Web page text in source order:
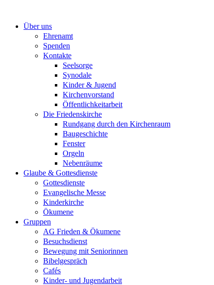
springenÜber uns
Ehrenamt
Spenden
Kontakte
Seelsorge
Synodale
Kinder & Jugend
Kirchenvorstand
Öffentlichkeitarbeit
Die Friedenskirche
Rundgang durch den Kirchenraum
Baugeschichte
Fenster
Orgeln
Nebenräume
Glaube & Gottesdienste
Gottesdienste
Evangelische Messe
Kinderkirche
Ökumene
Gruppen
AG Frieden & Ökumene
Besuchsdienst
Bewegung mit Seniorinnen
Bibelgespräch
Cafés
Kinder- und Jugendarbeit